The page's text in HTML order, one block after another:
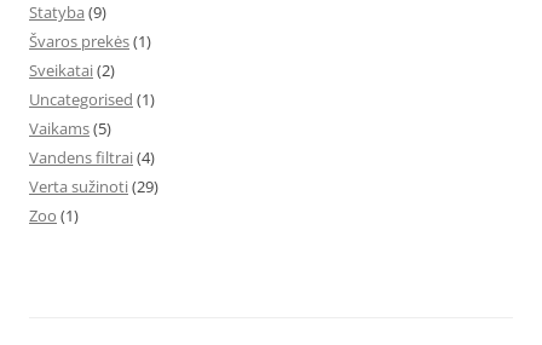
Statyba (9)
Švaros prekės(1)
Sveikatai(2)
Uncategorised (1)
Vaikams(5)
Vandens filtrai(4)
Verta sužinoti(29)
Zoo (1)